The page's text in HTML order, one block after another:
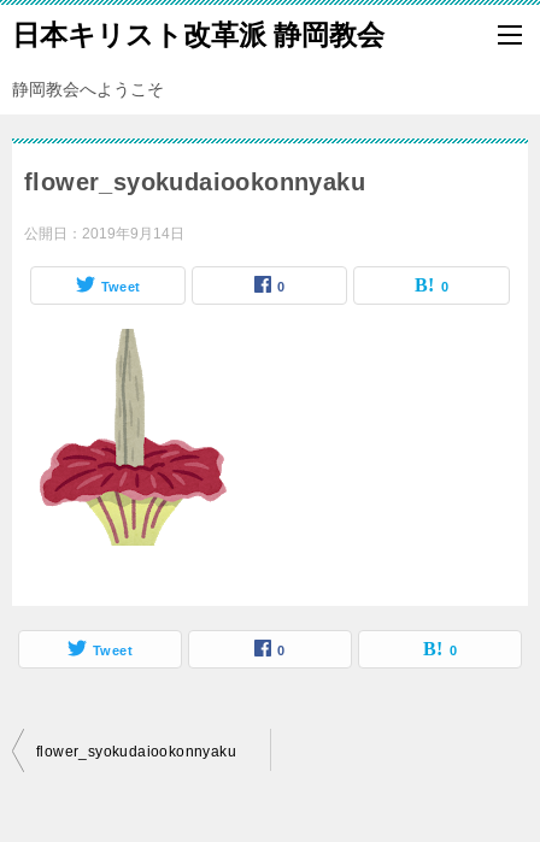
日本キリスト改革派 静岡教会
静岡教会へようこそ
flower_syokudaiookonnyaku
公開日： 2019年9月14日
Tweet 0 0
Tweet 0 0
投
flower_syokudaiookonnyaku